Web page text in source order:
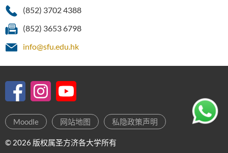
(852) 3702 4388
(852) 3653 6798
info@sfu.edu.hk
Moodle 网站地图 私隐政策声明
© 2026 版权属圣方济各大学所有